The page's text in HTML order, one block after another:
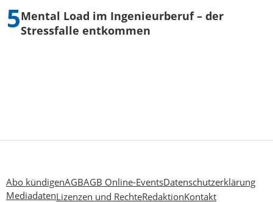
Mental Load im Ingenieurberuf – der
Stressfalle entkommen
Abo kündigenAGBAGB Online-EventsDatenschutzerklärung
MediadatenLizenzen und RechteRedaktionKontakt